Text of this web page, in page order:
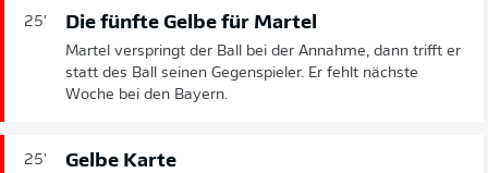
25' Die fünfte Gelbe für Martel
Martel verspringt der Ball bei der Annahme, dann trifft er
statt des Ball seinen Gegenspieler. Er fehlt nächste
Woche bei den Bayern.
25' Gelbe Karte